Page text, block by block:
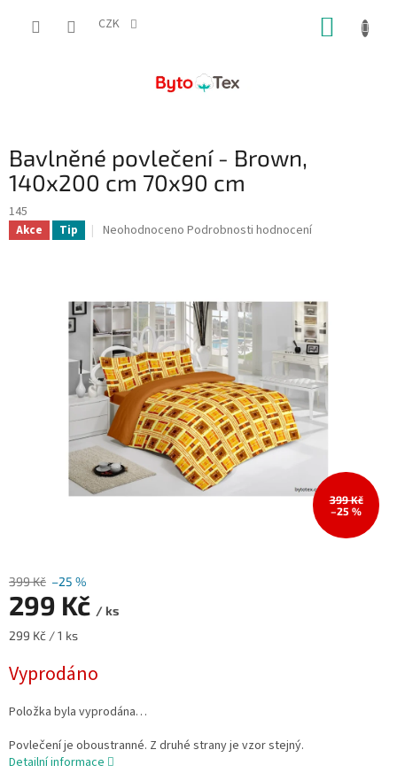
CZK
Bavlněné povlečení - Brown,
140x200 cm 70x90 cm
145
Akce Tip
Průměrné
z
5
hvězdiček.
Neohodnoceno Podrobnosti hodnocení
399 Kč
–25 %
399 Kč –25 %
299 Kč / ks
Měrná
299 Kč / 1 ks
Vyprodáno
Položka byla vyprodána…
Povlečení je oboustranné. Z druhé strany je vzor stejný.
Detailní informace